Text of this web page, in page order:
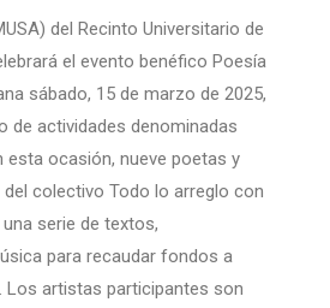
del Recinto Universitario de
el evento benéfico Poesía
sábado, 15 de marzo de 2025,
de actividades denominadas
esta ocasión, nueve poetas y
colectivo Todo lo arreglo con
serie de textos,
para recaudar fondos a
Los artistas participantes son